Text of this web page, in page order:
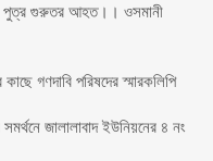
ও পুত্র গুরুতর আহত।। ওসমানী
গণদাবি পরিষদের স্মারকলিপি
জালালাবাদ ইউনিয়নের ৪ নং